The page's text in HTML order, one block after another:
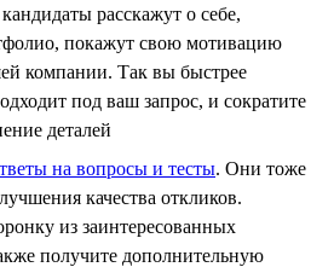
расскажут о себе,
покажут свою мотивацию
компании. Так вы быстрее
под ваш запрос, и сократите
деталей
на вопросы и тесты. Они тоже
качества откликов.
из заинтересованных
получите дополнительную